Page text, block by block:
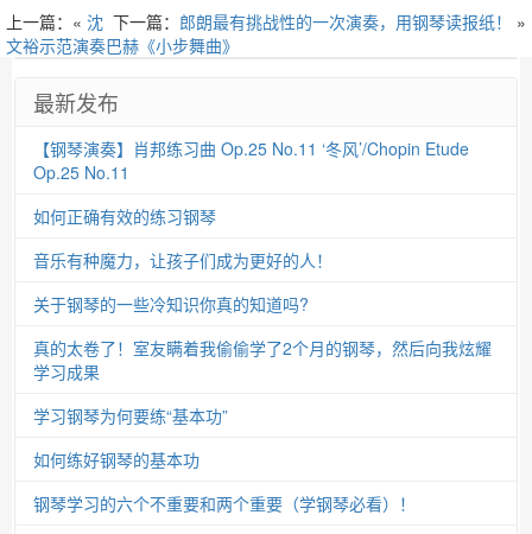
下一篇： 郎朗最有挑战性的一次演奏，用钢琴读报纸！ »
上一篇：« 沈
文裕示范演奏巴赫《小步舞曲》
最新发布
【钢琴演奏】肖邦练习曲 Op.25 No.11 ‘冬风’/Chopin Etude
Op.25 No.11
如何正确有效的练习钢琴
音乐有种魔力，让孩子们成为更好的人！
关于钢琴的一些冷知识你真的知道吗?
真的太卷了！室友瞒着我偷偷学了2个月的钢琴，然后向我炫耀
学习成果
学习钢琴为何要练“基本功”
如何练好钢琴的基本功
钢琴学习的六个不重要和两个重要（学钢琴必看）！